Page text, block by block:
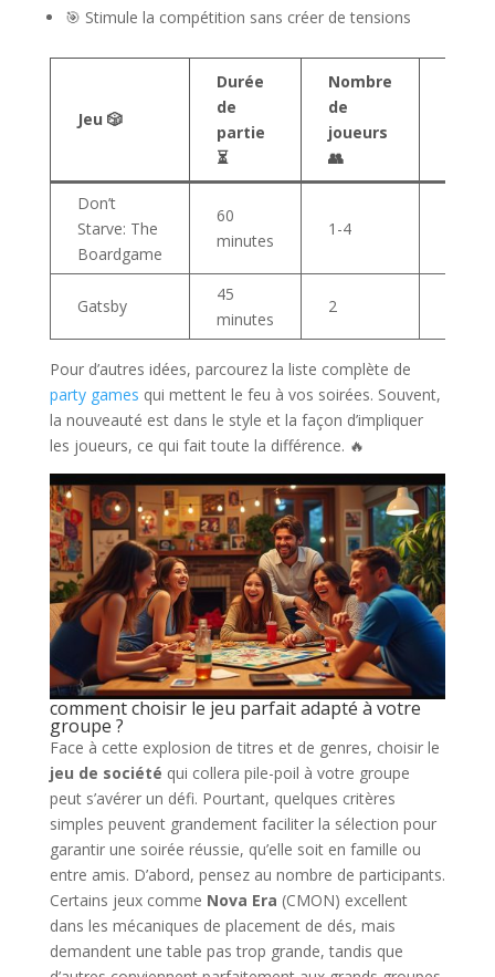
🎯 Stimule la compétition sans créer de tensions
Jeu 🎲
Durée
de
partie
⏳
Nombre
de
joueurs
👥
Don’t
Starve: The
Boardgame
60
minutes
1-4
Gatsby
45
minutes
2
Pour d’autres idées, parcourez la liste complète de
party games qui mettent le feu à vos soirées. Souvent,
la nouveauté est dans le style et la façon d’impliquer
les joueurs, ce qui fait toute la différence. 🔥
comment choisir le jeu parfait adapté à votre
groupe ?
Face à cette explosion de titres et de genres, choisir le
jeu de société qui collera pile-poil à votre groupe
peut s’avérer un défi. Pourtant, quelques critères
simples peuvent grandement faciliter la sélection pour
garantir une soirée réussie, qu’elle soit en famille ou
entre amis. D’abord, pensez au nombre de participants.
Certains jeux comme Nova Era (CMON) excellent
dans les mécaniques de placement de dés, mais
demandent une table pas trop grande, tandis que